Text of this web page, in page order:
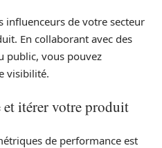
influenceurs de votre secteur
En collaborant avec des
public, vous pouvez
visibilité.
et itérer votre produit
de performance est